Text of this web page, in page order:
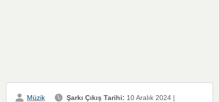
Müzik
Şarkı Çıkış Tarihi: 10 Aralık 2024 |